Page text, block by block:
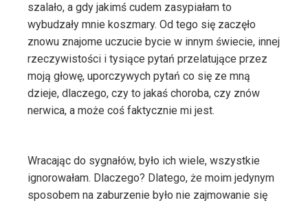
szalało, a gdy jakimś cudem zasypiałam to
wybudzały mnie koszmary. Od tego się zaczęło
znowu znajome uczucie bycie w innym świecie, innej
rzeczywistości i tysiące pytań przelatujące przez
moją głowę, uporczywych pytań co się ze mną
dzieje, dlaczego, czy to jakaś choroba, czy znów
nerwica, a może coś faktycznie mi jest.
Wracając do sygnałów, było ich wiele, wszystkie
ignorowałam. Dlaczego? Dlatego, że moim jedynym
sposobem na zaburzenie było nie zajmowanie się